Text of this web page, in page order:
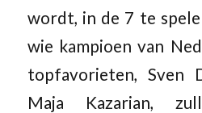
wordt, in de 7 te
wie kampioen van
topfavorieten, Sven
Maja Kazarian,